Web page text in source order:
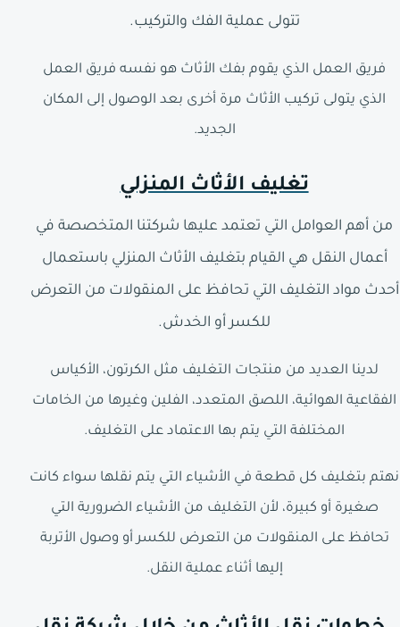
تتولى عملية الفك والتركيب.
فريق العمل الذي يقوم بفك الأثاث هو نفسه فريق العمل
الذي يتولى تركيب الأثاث مرة أخرى بعد الوصول إلى المكان
الجديد.
تغليف الأثاث المنزلي
من أهم العوامل التي تعتمد عليها شركتنا المتخصصة في
أعمال النقل هي القيام بتغليف الأثاث المنزلي باستعمال
أحدث مواد التغليف التي تحافظ على المنقولات من التعرض
للكسر أو الخدش.
لدينا العديد من منتجات التغليف مثل الكرتون، الأكياس
الفقاعية الهوائية، اللصق المتعدد، الفلين وغيرها من الخامات
المختلفة التي يتم بها الاعتماد على التغليف.
نهتم بتغليف كل قطعة في الأشياء التي يتم نقلها سواء كانت
صغيرة أو كبيرة، لأن التغليف من الأشياء الضرورية التي
تحافظ على المنقولات من التعرض للكسر أو وصول الأتربة
إليها أثناء عملية النقل.